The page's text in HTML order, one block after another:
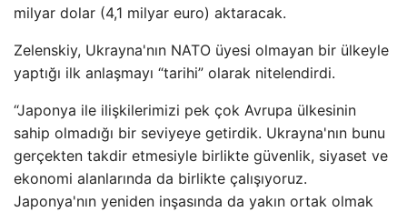
milyar dolar (4,1 milyar euro) aktaracak.
Zelenskiy, Ukrayna'nın NATO üyesi olmayan bir ülkeyle
yaptığı ilk anlaşmayı “tarihi” olarak nitelendirdi.
“Japonya ile ilişkilerimizi pek çok Avrupa ülkesinin
sahip olmadığı bir seviyeye getirdik. Ukrayna'nın bunu
gerçekten takdir etmesiyle birlikte güvenlik, siyaset ve
ekonomi alanlarında da birlikte çalışıyoruz.
Japonya'nın yeniden inşasında da yakın ortak olmak